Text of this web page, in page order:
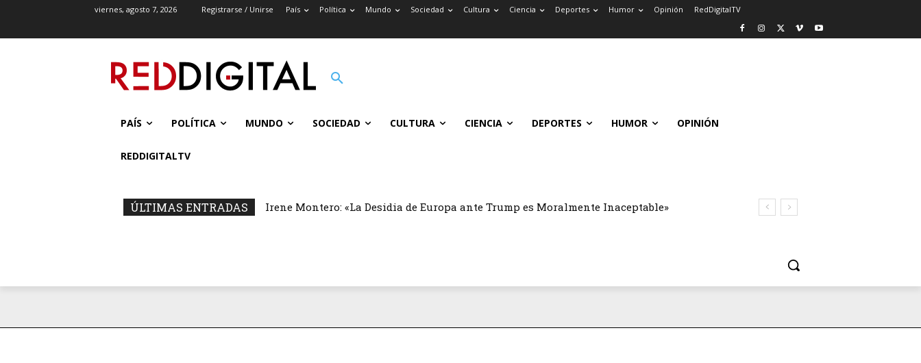
viernes, agosto 7, 2026 Registrarse / Unirse País Política Mundo Sociedad Cultura Ciencia Deportes Humor Opinión RedDigitalTV
PAÍS POLÍTICA MUNDO SOCIEDAD CULTURA CIENCIA DEPORTES HUMOR OPINIÓN
REDDIGITALTV
ÚLTIMAS ENTRADAS Irene Montero: «La Desidia de Europa ante Trump es Moralmente Inaceptable»